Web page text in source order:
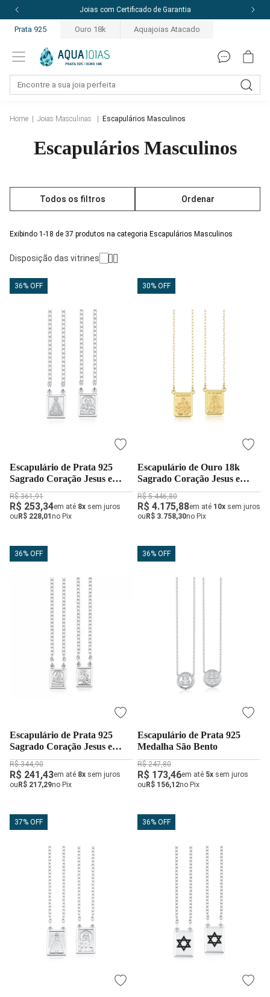
Joias com Certificado de Garantia
Prata 925 Ouro 18k Aquajoias Atacado
Home Joias Masculinas Escapulários Masculinos
Escapulários Masculinos
Exibindo 1-18 de 37 produtos na categoria Escapulários Masculinos
Todos os filtros Ordenar
Disposição das vitrines
36% OFF
Escapulário de Prata 925
Sagrado Coração Jesus e
Nossa Senhora
R$ 361,91
R$ 253,34em até 8x sem juros
ou R$ 228,01 no Pix
30% OFF
Escapulário de Ouro 18k
Sagrado Coração Jesus e
Nossa Senhora do Carmo
Grande
R$ 5.446,80
R$ 4.175,88em até 10x sem juros
ou R$ 3.758,30no Pix
36% OFF
Escapulário de Prata 925
Sagrado Coração Jesus e
Nossa Senhora do Carmo
R$ 344,90
R$ 241,43em até 8x sem juros
ouR$ 217,29no Pix
36% OFF
Escapulário de Prata 925
Medalha São Bento
R$ 247,80
R$ 173,46em até 5x sem juros
ouR$ 156,12no Pix
37% OFF 36% OFF